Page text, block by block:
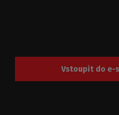
Vstoupit do e-